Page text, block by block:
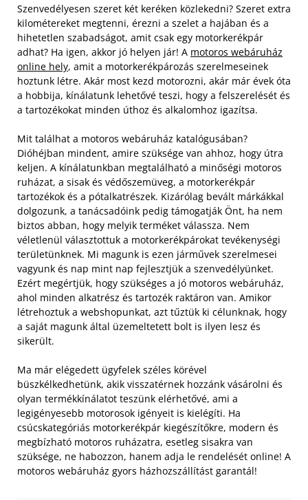
Szenvedélyesen szeret két keréken közlekedni? Szeret extra
kilométereket megtenni, érezni a szelet a hajában és a
hihetetlen szabadságot, amit csak egy motorkerékpár
adhat? Ha igen, akkor jó helyen jár! A motoros webáruház
online hely, amit a motorkerékpározás szerelmeseinek
hoztunk létre. Akár most kezd motorozni, akár már évek óta
a hobbija, kínálatunk lehetővé teszi, hogy a felszerelését és
a tartozékokat minden úthoz és alkalomhoz igazítsa.
Mit találhat a motoros webáruház katalógusában?
Dióhéjban mindent, amire szüksége van ahhoz, hogy útra
keljen. A kínálatunkban megtalálható a minőségi motoros
ruházat, a sisak és védőszemüveg, a motorkerékpár
tartozékok és a pótalkatrészek. Kizárólag bevált márkákkal
dolgozunk, a tanácsadóink pedig támogatják Önt, ha nem
biztos abban, hogy melyik terméket válassza. Nem
véletlenül választottuk a motorkerékpárokat tevékenységi
területünknek. Mi magunk is ezen járművek szerelmesei
vagyunk és nap mint nap fejlesztjük a szenvedélyünket.
Ezért megértjük, hogy szükséges a jó motoros webáruház,
ahol minden alkatrész és tartozék raktáron van. Amikor
létrehoztuk a webshopunkat, azt tűztük ki célunknak, hogy
a saját magunk által üzemeltetett bolt is ilyen lesz és
sikerült.
Ma már elégedett ügyfelek széles körével
büszkélkedhetünk, akik visszatérnek hozzánk vásárolni és
olyan termékkínálatot teszünk elérhetővé, ami a
legigényesebb motorosok igényeit is kielégíti. Ha
csúcskategóriás motorkerékpár kiegészítőkre, modern és
megbízható motoros ruházatra, esetleg sisakra van
szüksége, ne habozzon, hanem adja le rendelését online! A
motoros webáruház gyors házhozszállítást garantál!